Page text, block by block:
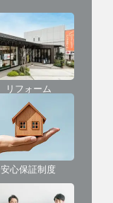
リフォーム
安心保証制度